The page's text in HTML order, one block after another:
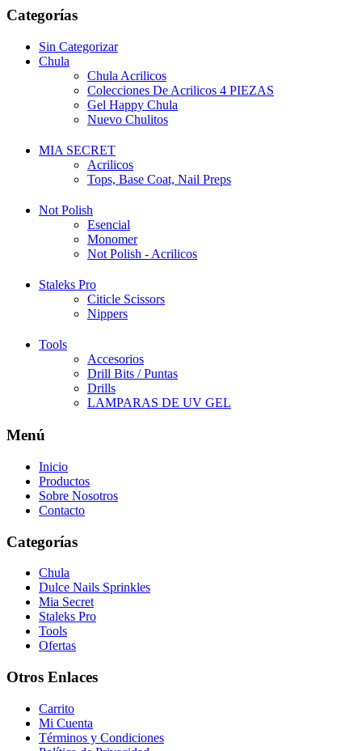
Categorías
Sin Categorizar
Chula
Chula Acrilicos
Colecciones De Acrilicos 4 PIEZAS
Gel Happy Chula
Nuevo Chulitos
MIA SECRET
Acrilicos
Tops, Base Coat, Nail Preps
Not Polish
Esencial
Monomer
Not Polish - Acrilicos
Staleks Pro
Citicle Scissors
Nippers
Tools
Accesorios
Drill Bits / Puntas
Drills
LAMPARAS DE UV GEL
Menú
Inicio
Productos
Sobre Nosotros
Contacto
Categorías
Chula
Dulce Nails Sprinkles
Mia Secret
Staleks Pro
Tools
Ofertas
Otros Enlaces
Carrito
Mi Cuenta
Términos y Condiciones